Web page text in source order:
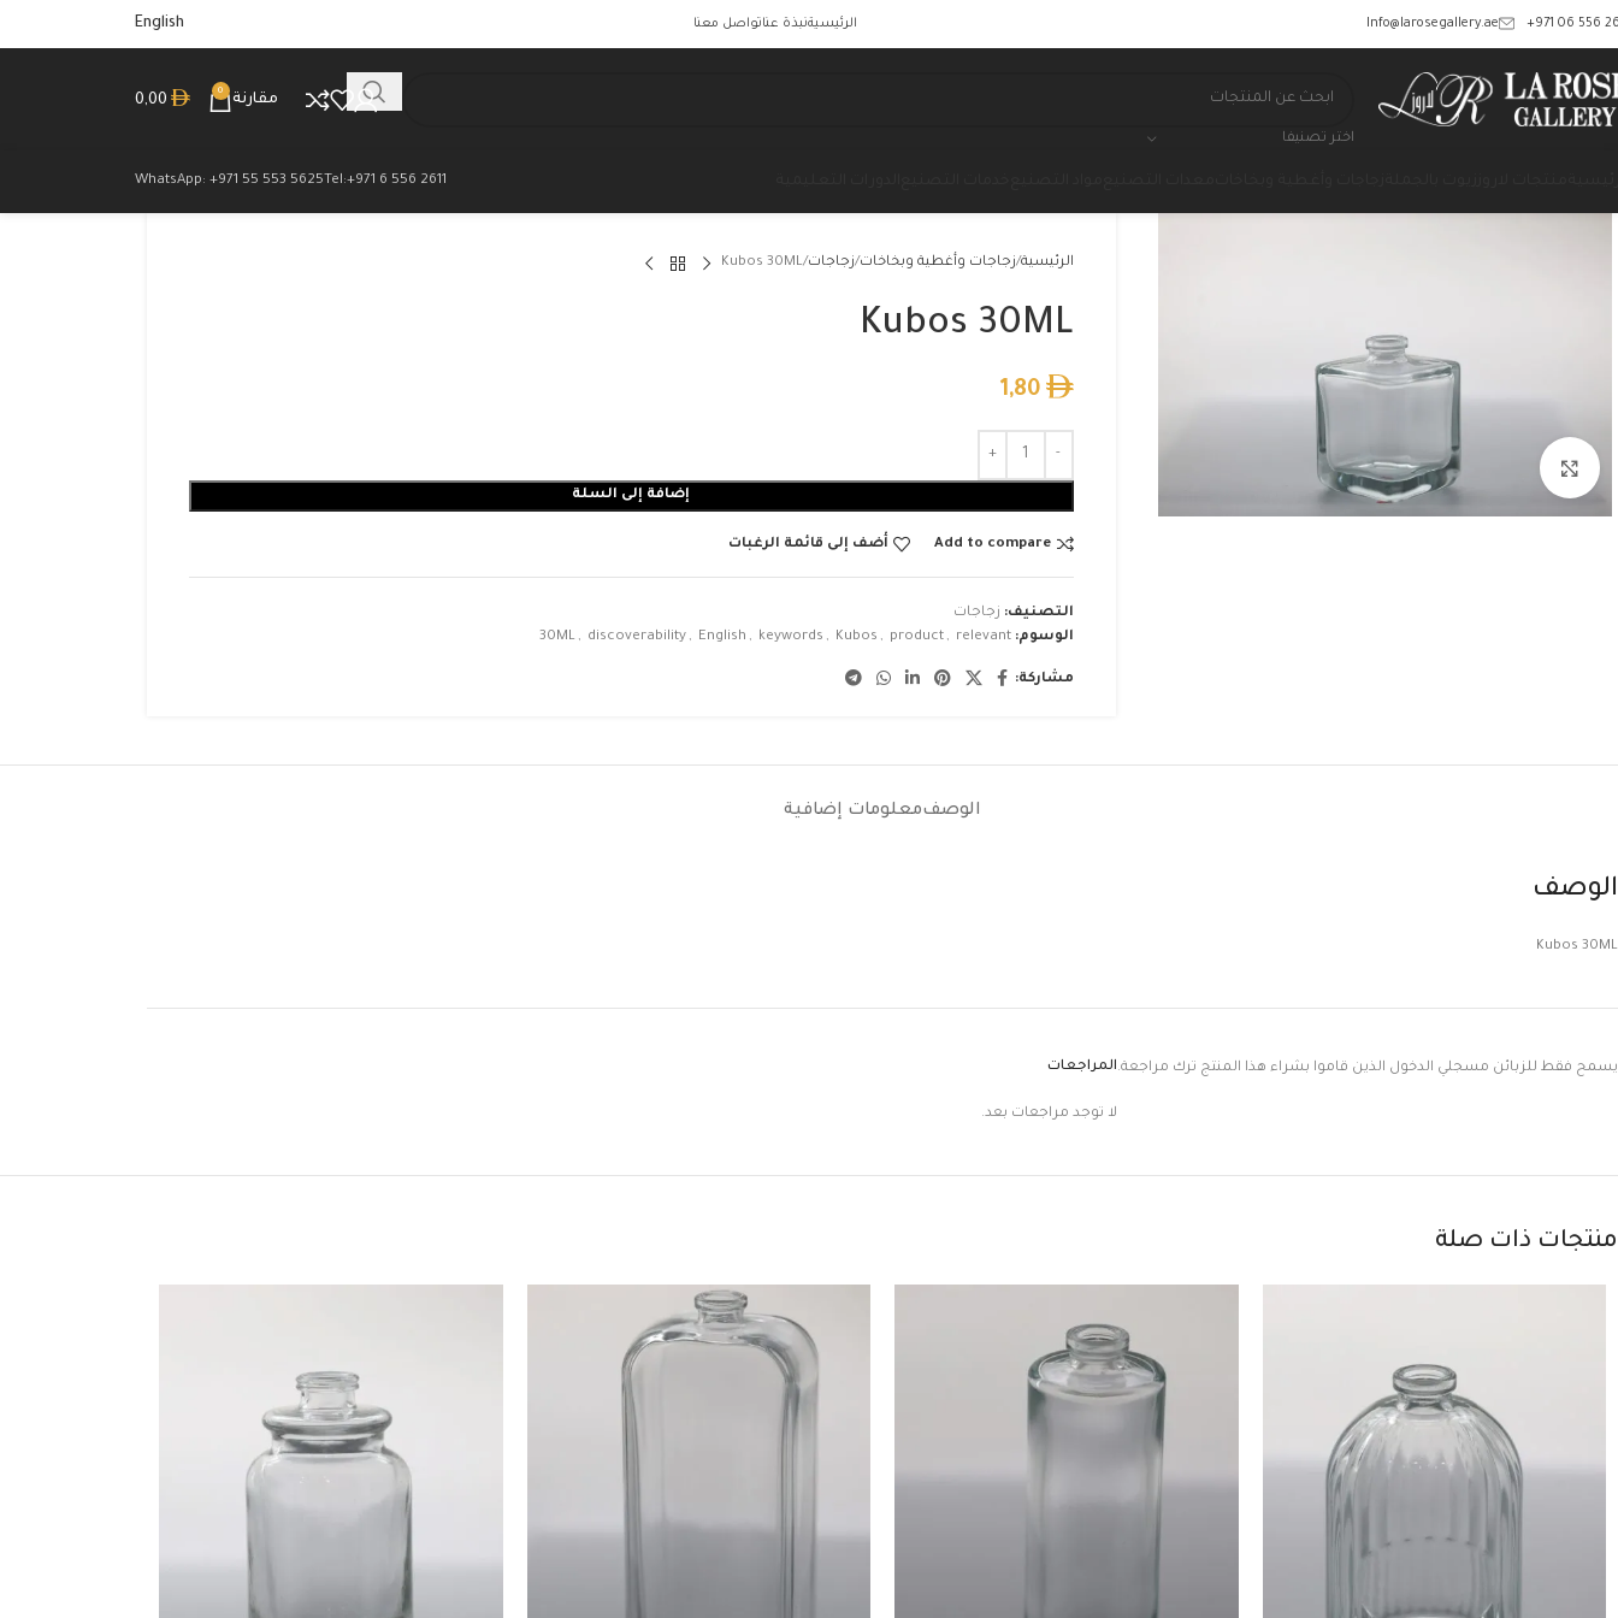
‎+971 06 556
Info@larosegallery.ae الرئيسيةنبذة عناتواصل معنا English
اختر تصنيفا
مقارنة
0
0,00
Tel:+971 6 556 2611
WhatsApp: +971 55 553 5625
Click to enlarge
الرئيسية زجاجات وأغطية وبخاخات زجاجات Kubos 30ML
Kubos 30ML
1,80
إضافة إلى السلة
Add to compare أضف إلى قائمة الرغبات
التصنيف: زجاجات
الوسوم:
30ML , discoverability , English , keywords , Kubos , product , relevant
مشاركة:
الوصفمعلومات إضافية
الوصف
Kubos 30ML
المراجعات
لا توجد مراجعات بعد.
يسمح فقط للزبائن مسجلي الدخول الذين قاموا بشراء هذا المنتج ترك مراجعة.
منتجات ذات صلة